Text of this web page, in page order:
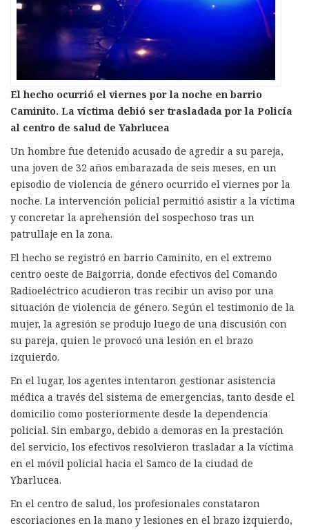
El hecho ocurrió el viernes por la noche en barrio
Caminito. La víctima debió ser trasladada por la Policía
al centro de salud de Yabrlucea
Un hombre fue detenido acusado de agredir a su pareja,
una joven de 32 años embarazada de seis meses, en un
episodio de violencia de género ocurrido el viernes por la
noche. La intervención policial permitió asistir a la víctima
y concretar la aprehensión del sospechoso tras un
patrullaje en la zona.
El hecho se registró en barrio Caminito, en el extremo
centro oeste de Baigorria, donde efectivos del Comando
Radioeléctrico acudieron tras recibir un aviso por una
situación de violencia de género. Según el testimonio de la
mujer, la agresión se produjo luego de una discusión con
su pareja, quien le provocó una lesión en el brazo
izquierdo.
En el lugar, los agentes intentaron gestionar asistencia
médica a través del sistema de emergencias, tanto desde el
domicilio como posteriormente desde la dependencia
policial. Sin embargo, debido a demoras en la prestación
del servicio, los efectivos resolvieron trasladar a la víctima
en el móvil policial hacia el Samco de la ciudad de
Ybarlucea.
En el centro de salud, los profesionales constataron
escoriaciones en la mano y lesiones en el brazo izquierdo,